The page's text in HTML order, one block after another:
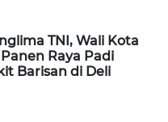
TNI, Wali Kota
Raya Padi
Barisan di Deli